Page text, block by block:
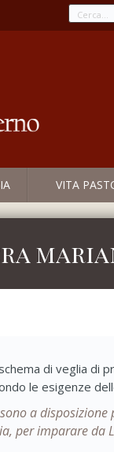
VITA
di veglia di
le esigenze
a
per imparare da